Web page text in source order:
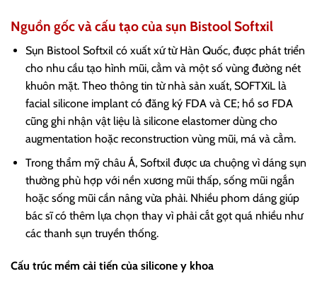
Nguồn gốc và cấu tạo của sụn Bistool Softxil
Sụn Bistool Softxil có xuất xứ từ Hàn Quốc, được phát triển
cho nhu cầu tạo hình mũi, cằm và một số vùng đường nét
khuôn mặt. Theo thông tin từ nhà sản xuất, SOFTXiL là
facial silicone implant có đăng ký FDA và CE; hồ sơ FDA
cũng ghi nhận vật liệu là silicone elastomer dùng cho
augmentation hoặc reconstruction vùng mũi, má và cằm.
Trong thẩm mỹ châu Á, Softxil được ưa chuộng vì dáng sụn
thường phù hợp với nền xương mũi thấp, sống mũi ngắn
hoặc sống mũi cần nâng vừa phải. Nhiều phom dáng giúp
bác sĩ có thêm lựa chọn thay vì phải cắt gọt quá nhiều như
các thanh sụn truyền thống.
Cấu trúc mềm cải tiến của silicone y khoa